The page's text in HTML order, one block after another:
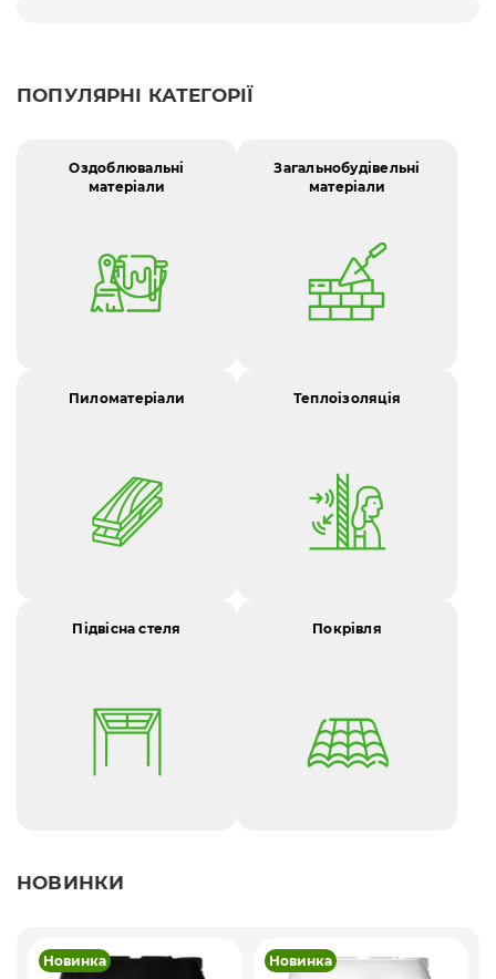
ПОПУЛЯРНІ КАТЕГОРІЇ
Оздоблювальні
матеріали
Загальнобудівельні
матеріали
Пиломатеріали Теплоізоляція
Підвісна стеля Покрівля
НОВИНКИ
Новинка Новинка